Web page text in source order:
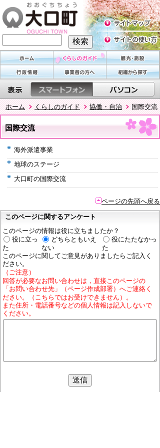
ホーム くらしのガイド 協働・自治 国際交流
国際交流
海外派遣事業
地球のステージ
大口町の国際交流
ページの先頭へ戻る
このページに関するアンケート
このページの情報は役に立ちましたか？
役に立っ
た
どちらともいえ
ない
役にたたなかっ
た
このページに関してご意見がありましたらご記入く
ださい。
（ご注意）
回答が必要なお問い合わせは，直接このページの
「お問い合わせ先」（ページ作成部署）へご連絡く
ださい。（こちらではお受けできません）。
また住所・電話番号などの個人情報は記入しないで
ください。